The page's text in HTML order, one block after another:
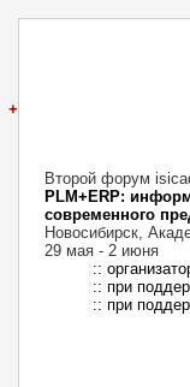
+
Второй форум
PLM+ERP:
современного
Новосибирск,
29 мая - 2 июня
::
:: при
:: при